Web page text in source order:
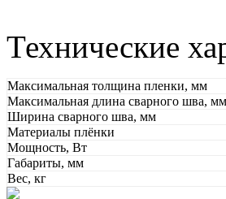
Технические
Максимальная толщина пленки, мм
Максимальная длина сварного шва, мм
Ширина сварного шва, мм
Материалы плёнки
Мощность, Вт
Габариты, мм
Вес, кг